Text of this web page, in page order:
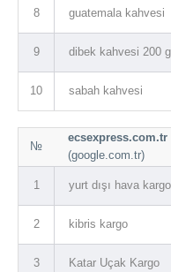
8 guatemala kahvesi
9 dibek kahvesi 200
10 sabah kahvesi
№
ecsexpress.com.tr
(google.com.tr)
1 yurt dışı hava kargo
2 kibris kargo
3 Katar Uçak Kargo